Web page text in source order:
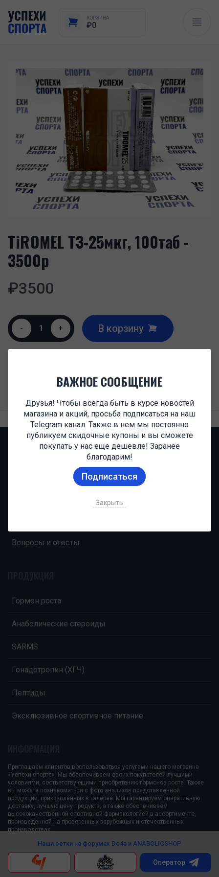
ВАЖНОЕ СООБЩЕНИЕ
Друзья! Чтобы всегда быть в курсе новостей
магазина и акций, просьба подписаться на наш
Telegram канал. Также в нем мы постоянно
публикуем скидочные купоны и вы сможете
покупать у нас еще дешевле! Заранее
благодарим!
Подписаться
Закрыть
КОРЗИНА
₽0
Наши ветки на форумах Do4a и ANABOLICSHOP
Оператор
TiROMEL Т3-25мкг, 100таб -
3500р
₽3500
- 1 + В корзину
НАВИГАЦИЯ
Вопросы и ответы
Гормон роста
Анаболические стероиды
SARMS
Гонадотропин (ХГЧ)
Пептиды
Эксклюзивное спортивное питание
Приглашаем клиентов воспользоваться услугами нашего магазина
«Успехи спорта». Мы обеспечиваем своих покупателей лучшими
условиями, соответствующими приобретению гормонов роста. Также
вы можете познакомиться с фото анализов представленной
продукции, прикрепленных в галерее. Мы гарантируем оперативную
доставку, лучшую цену продукта, а также обеспечиваем
высококачественной спортивной фармакологией в ассортименте,
произведенной на проверенных зарубежных и отечественных
производствах.